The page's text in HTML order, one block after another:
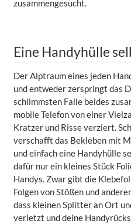
zusammengesucht.
Eine Handyhülle
Der Alptraum eines jeden
und entweder zerspringt das
schlimmsten Falle beides
mobile Telefon von einer
Kratzer und Risse verziert.
verschafft das Bekleben mit
und einfach eine Handyhülle
dafür nur ein kleines Stück
Handys. Zwar gibt die
Folgen von Stößen und
dass kleinen Splitter an Ort
verletzt und deine